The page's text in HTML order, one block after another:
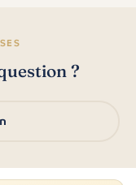
?